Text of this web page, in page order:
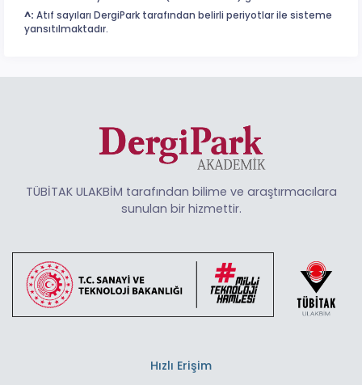
^: Atıf sayıları DergiPark tarafından belirli periyotlar ile sisteme
yansıtılmaktadır.
TÜBİTAK ULAKBİM tarafından bilime ve araştırmacılara
sunulan bir hizmettir.
Hızlı Erişim